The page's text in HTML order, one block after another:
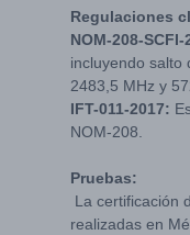
Regulaciones
NOM-208-SCFI-
incluyendo salto
2483,5 MHz y
IFT-011-2017:
NOM-208.
Pruebas:
La certificación
realizadas en